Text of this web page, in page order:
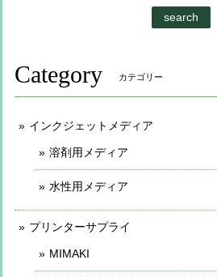
search
Category カテゴリー
インクジェットメディア
溶剤用メディア
水性用メディア
プリンターサプライ
MIMAKI